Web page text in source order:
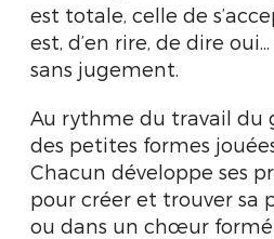
est totale, celle de
est, d’en rire, de dire
sans jugement.
Au rythme du travail du
des petites formes
Chacun développe ses
pour créer et trouver sa
ou dans un chœur formé